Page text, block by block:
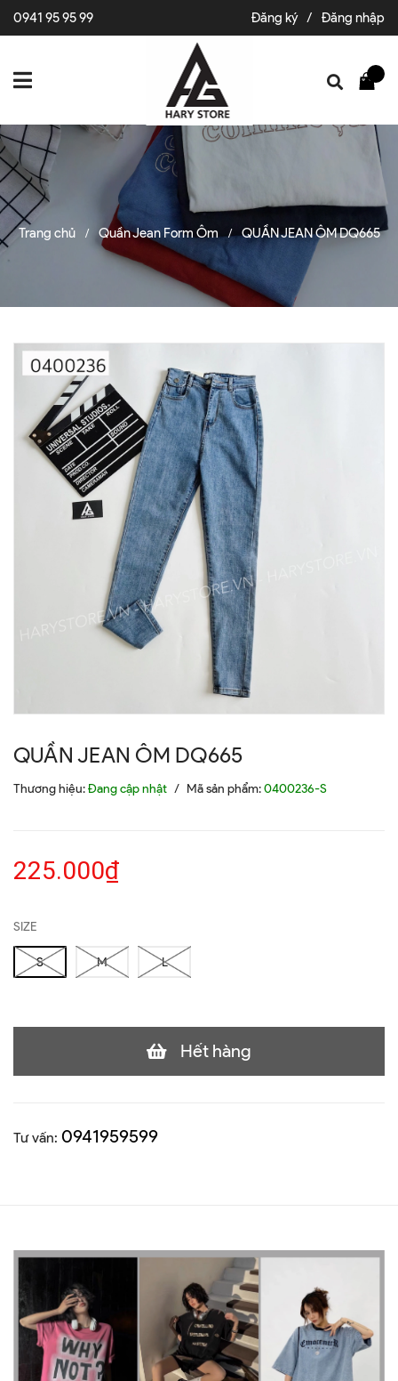
0941 95 95 99 Đăng ký / Đăng nhập
Trang chủ / Quần Jean Form Ôm / QUẦN JEAN ÔM DQ665
QUẦN JEAN ÔM DQ665
Thương hiệu:Đang cập nhật / Mã sản phẩm:0400236-S
225.000₫
SIZE
S M L
Hết hàng
Tư vấn: 0941959599